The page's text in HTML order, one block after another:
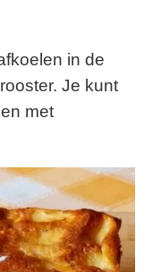
in de
Je kunt
met